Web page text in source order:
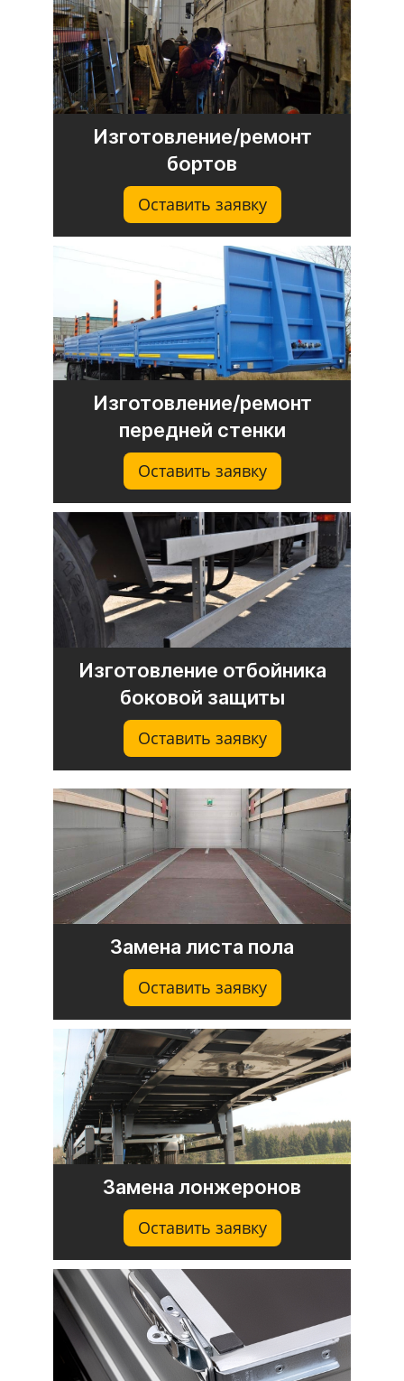
Изготовление/ремонт
бортов
Оставить заявку
Изготовление/ремонт
передней стенки
Оставить заявку
Изготовление отбойника
боковой защиты
Оставить заявку
Замена листа пола
Оставить заявку
Замена лонжеронов
Оставить заявку